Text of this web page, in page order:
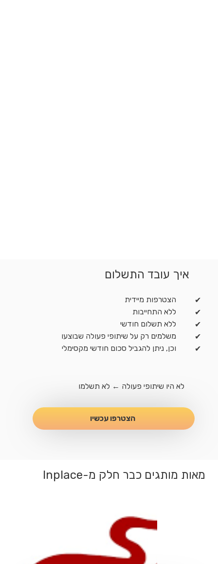
איך עובד התשלום
הצטרפות מיידית
ללא התחייבות
ללא תשלום חודשי
משלמים רק על שיתופי פעולה שבוצעו
וכן, ניתן להגביל סכום חודשי מקסימלי
✔
✔
✔
✔
✔
לא היו שיתופי פעולה ← לא תשלמו
הצטרפו עכשיו
מאות מותגים כבר חלק מ-Inplace